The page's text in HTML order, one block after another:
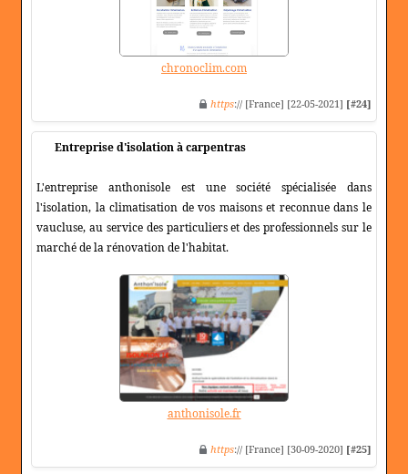
chronoclim.com
https:// [France] [22-05-2021] [#24]
Entreprise d'isolation à carpentras
L'entreprise anthonisole est une société spécialisée dans
l'isolation, la climatisation de vos maisons et reconnue dans le
vaucluse, au service des particuliers et des professionnels sur le
marché de la rénovation de l'habitat.
anthonisole.fr
https:// [France] [30-09-2020] [#25]